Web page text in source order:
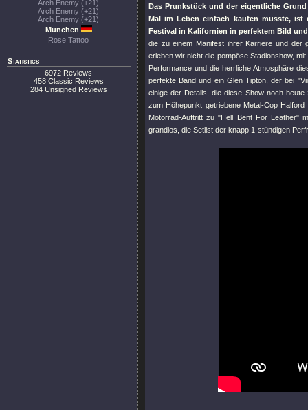
Arch Enemy (+21)
Arch Enemy (+21)
Arch Enemy (+21)
München
Rose Tattoo
Statistics
6972 Reviews
458 Classic Reviews
284 Unsigned Reviews
Das Prunkstück und der eigentliche
Mal im Leben einfach kaufen musste,
Festival in Kalifornien in perfektem Bild
die zu einem Manifest ihrer Karriere und der
erleben wir nicht die pompöse Stadionshow,
Performance und die herrliche Atmosphäre
perfekte Band und ein Glen Tipton, der bei
einige der Details, die diese Show noch
zum Höhepunkt getriebene Metal-Cop
Motorrad-Auftritt zu"Hell Bent For Leather"
grandios, die Setlist der knapp 1-stündigen